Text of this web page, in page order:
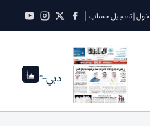
|تسجيل حساب
دبي--°